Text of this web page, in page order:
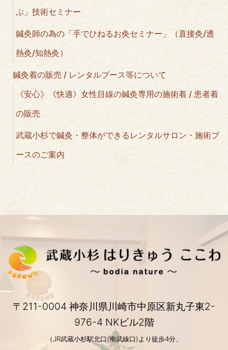
ぶ」技術セミナー
鍼灸師の為の「手でひねるお灸セミナー」（直接灸/透
熱灸/知熱灸）
鍼灸着の販売 / レンタルブース等について
《安心》《快適》女性目線の鍼灸専用の施術着 / 患者着
の販売
武蔵小杉で鍼灸・整体ができるレンタルサロン・施術ブ
ースのご案内
〒211-0004 神奈川県川崎市中原区新丸子東2-
976-4 NKビル2階
（JR武蔵小杉駅北口(南武線口)より徒歩4分、